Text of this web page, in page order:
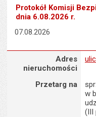
Protokół Komisji
dnia 6.08.2026 r.
07.08.2026
Adres nieruchomości :
Adres
nieruchomości
Przetarg na
w
(III